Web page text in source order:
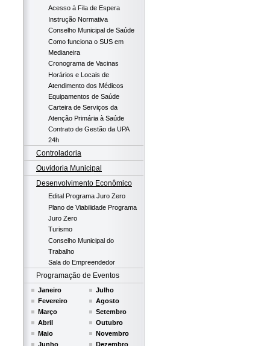
Acesso à Fila de Espera
Instrução Normativa
Conselho Municipal de Saúde
Como funciona o SUS em
Medianeira
Cronograma de Vacinas
Horários e Locais de
Atendimento dos Médicos
Equipamentos de Saúde
Carteira de Serviços da
Atenção Primária à Saúde
Contrato de Gestão da UPA
24h
Controladoria
Ouvidoria Municipal
Desenvolvimento Econômico
Edital Programa Juro Zero
Plano de Viabilidade Programa
Juro Zero
Turismo
Conselho Municipal do
Trabalho
Sala do Empreendedor
Programação de Eventos
Janeiro
Fevereiro
Março
Abril
Maio
Junho
Julho
Agosto
Setembro
Outubro
Novembro
Dezembro